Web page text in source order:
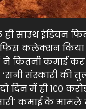
साउथ इंडियन
कलेक्शन किया
कितनी कमाई कर
‘सनी संस्कारी की
दिन में ही 100
कमाई के मामले